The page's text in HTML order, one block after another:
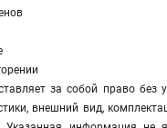
за собой право без
внешний вид,